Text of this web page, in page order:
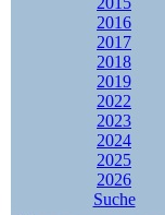
2016
2017
2018
2019
2022
2023
2024
2025
2026
Suche